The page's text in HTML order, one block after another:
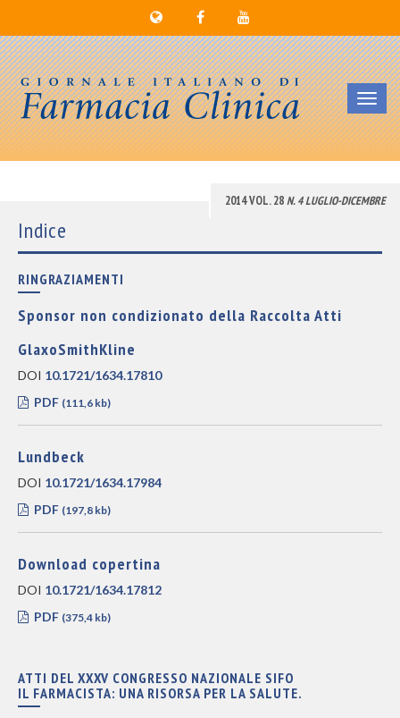
2014 VOL. 28N. 4 LUGLIO-DICEMBRE
Indice
RINGRAZIAMENTI
Sponsor non condizionato della Raccolta Atti
GlaxoSmithKline
DOI 10.1721/1634.17810
PDF (111,6 kb)
Lundbeck
DOI 10.1721/1634.17984
PDF (197,8 kb)
Download copertina
DOI 10.1721/1634.17812
PDF (375,4 kb)
ATTI DEL XXXV CONGRESSO NAZIONALE SIFO
IL FARMACISTA: UNA RISORSA PER LA SALUTE.